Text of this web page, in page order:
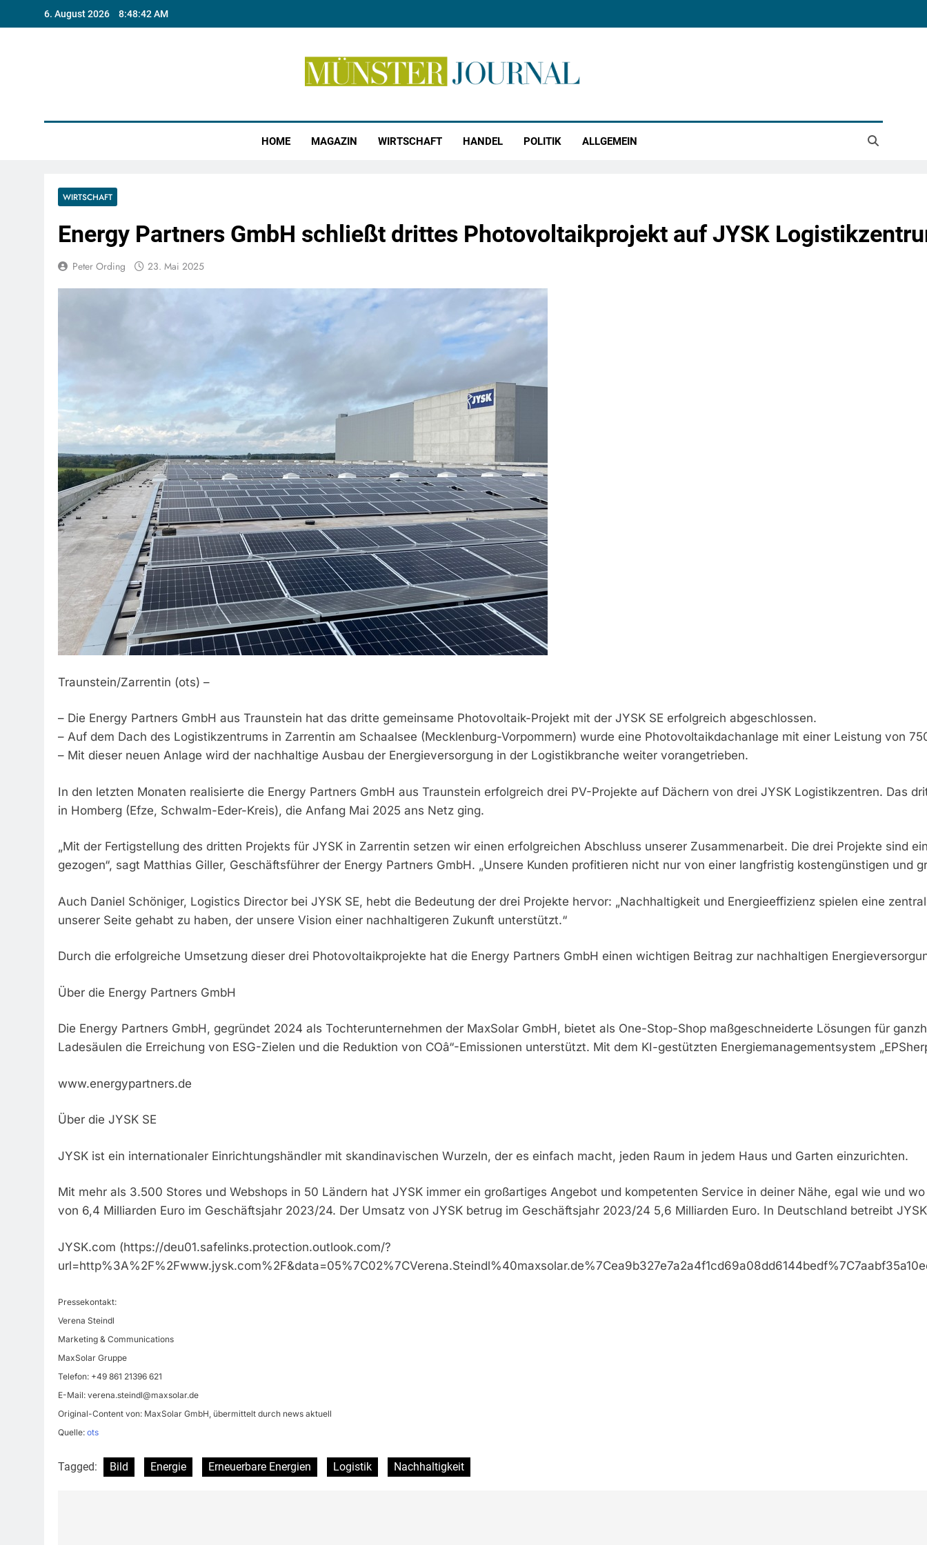
6. August 2026 8:48:42 AM
HOME MAGAZIN WIRTSCHAFT HANDEL POLITIK ALLGEMEIN
WIRTSCHAFT
Energy Partners GmbH schließt drittes Photovoltaikprojekt auf JYSK
Peter Ording 23. Mai 2025
Traunstein/Zarrentin (ots) –
– Die Energy Partners GmbH aus Traunstein hat das dritte gemeinsame Photovoltaik-Projekt mit der JYSK SE erfolgreich abgeschlossen.
– Auf dem Dach des Logistikzentrums in Zarrentin am Schaalsee (Mecklenburg-Vorpommern) wurde eine Photovoltaikdachanlage mit einer Leistung von
– Mit dieser neuen Anlage wird der nachhaltige Ausbau der Energieversorgung in der Logistikbranche weiter vorangetrieben.
In den letzten Monaten realisierte die Energy Partners GmbH aus Traunstein erfolgreich drei PV-Projekte auf Dächern von drei JYSK Logistikzentren.
in Homberg (Efze, Schwalm-Eder-Kreis), die Anfang Mai 2025 ans Netz ging.
„Mit der Fertigstellung des dritten Projekts für JYSK in Zarrentin setzen wir einen erfolgreichen Abschluss unserer Zusammenarbeit. Die drei Projekte
gezogen“, sagt Matthias Giller, Geschäftsführer der Energy Partners GmbH. „Unsere Kunden profitieren nicht nur von einer langfristig kostengünstigen
Auch Daniel Schöniger, Logistics Director bei JYSK SE, hebt die Bedeutung der drei Projekte hervor: „Nachhaltigkeit und Energieeffizienz spielen eine
unserer Seite gehabt zu haben, der unsere Vision einer nachhaltigeren Zukunft unterstützt.“
Durch die erfolgreiche Umsetzung dieser drei Photovoltaikprojekte hat die Energy Partners GmbH einen wichtigen Beitrag zur nachhaltigen
Über die Energy Partners GmbH
Die Energy Partners GmbH, gegründet 2024 als Tochterunternehmen der MaxSolar GmbH, bietet als One-Stop-Shop maßgeschneiderte Lösungen für
Ladesäulen die Erreichung von ESG-Zielen und die Reduktion von COâ“-Emissionen unterstützt. Mit dem KI-gestützten Energiemanagementsystem
www.energypartners.de
Über die JYSK SE
JYSK ist ein internationaler Einrichtungshändler mit skandinavischen Wurzeln, der es einfach macht, jeden Raum in jedem Haus und Garten einzurichten.
Mit mehr als 3.500 Stores und Webshops in 50 Ländern hat JYSK immer ein großartiges Angebot und kompetenten Service in deiner Nähe, egal wie
von 6,4 Milliarden Euro im Geschäftsjahr 2023/24. Der Umsatz von JYSK betrug im Geschäftsjahr 2023/24 5,6 Milliarden Euro. In Deutschland betreibt
JYSK.com (https://deu01.safelinks.protection.outlook.com/?
Pressekontakt:
Verena Steindl
Marketing & Communications
MaxSolar Gruppe
Telefon: +49 861 21396 621
E-Mail: verena.steindl@maxsolar.de
Original-Content von: MaxSolar GmbH, übermittelt durch news aktuell
Quelle: ots
Tagged: Bild Energie Erneuerbare Energien Logistik Nachhaltigkeit